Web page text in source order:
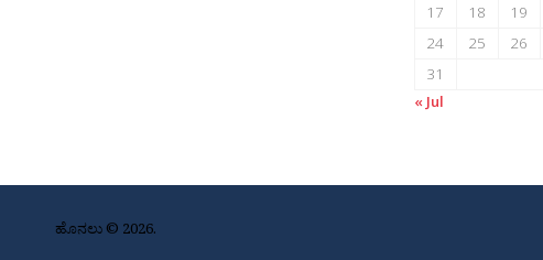
17
18 19
24
25 26
31
« Jul
ಹೊನಲು © 2026.